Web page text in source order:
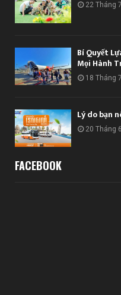
22 Tháng
Bí Quyết
Mọi Hành
18 Tháng
Lý do bạn
20 Tháng
FACEBOOK